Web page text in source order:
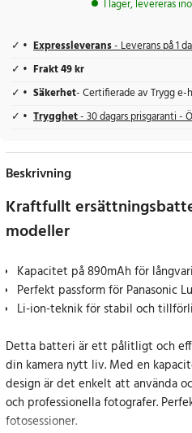
I lager, levereras
Expressleverans- Leverans på 1
Frakt 49 kr
Säkerhet- Certifierade av Trygg e-
Trygghet- 30 dagars prisgaranti -
Beskrivning
Kraftfullt
modeller
Kapacitet på 890mAh för
Perfekt passform för Panasonic
Li-ion-teknik för stabil och
Detta batteri är ett pålitligt och
din kamera nytt liv. Med en
design är det enkelt att använda
och professionella fotografer.
fotosessioner.